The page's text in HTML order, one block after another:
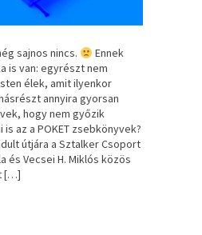
sajnos nincs.
Ennek
is van: egyrészt nem
élek, amit ilyenkor
annyira gyorsan
hogy nem győzik
az a POKET zsebkönyvek?
útjára a Sztalker Csoport
és Vecsei H. Miklós közös
[…]